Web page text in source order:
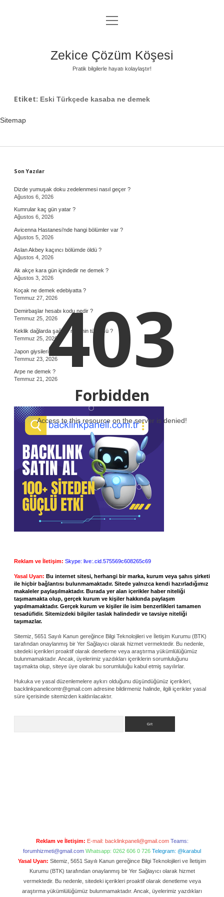
Anasayfa
Yasal Uyarı
menüyü
aç
Zekice Çözüm Köşesi
Pratik bilgilerle hayatı kolaylaştır!
Etiket: Eski Türkçede kasaba ne demek
Sitemap
Sidebar
Son Yazılar
Dizde yumuşak doku zedelenmesi nasıl geçer ?
Ağustos 6, 2026
Kumrular kaç gün yatar ?
Ağustos 6, 2026
Avicenna Hastanesi’nde hangi bölümler var ?
Ağustos 5, 2026
Aslan Akbey kaçıncı bölümde öldü ?
Ağustos 4, 2026
Ak akçe kara gün içindedir ne demek ?
Ağustos 3, 2026
Koçak ne demek edebiyatta ?
Temmuz 27, 2026
Demirbaşlar hesabı kodu nedir ?
Temmuz 25, 2026
Keklik dağlarda şağılar nerenin türküsü ?
Temmuz 25, 2026
Japon giysileri nelerdir ?
Temmuz 23, 2026
Arpe ne demek ?
Temmuz 21, 2026
Reklam ve İletişim: Skype: live:.cid.575569c608265c69
Yasal Uyarı: Bu internet sitesi, herhangi bir marka, kurum veya şahıs şirketi
ile hiçbir bağlantısı bulunmamaktadır. Sitede yalnızca kendi hazırladığımız
makaleler paylaşılmaktadır. Burada yer alan içerikler haber niteliği
taşımamakta olup, gerçek kurum ve kişiler hakkında paylaşım
yapılmamaktadır. Gerçek kurum ve kişiler ile isim benzerlikleri tamamen
tesadüfidir. Sitemizdeki bilgiler taslak halindedir ve tavsiye niteliği
taşımazlar.
Sitemiz, 5651 Sayılı Kanun gereğince Bilgi Teknolojileri ve İletişim Kurumu (BTK)
tarafından onaylanmış bir Yer Sağlayıcı olarak hizmet vermektedir. Bu nedenle,
sitedeki içerikleri proaktif olarak denetleme veya araştırma yükümlülüğümüz
bulunmamaktadır. Ancak, üyelerimiz yazdıkları içeriklerin sorumluluğunu
taşımakta olup, siteye üye olarak bu sorumluluğu kabul etmiş sayılırlar.
Hukuka ve yasal düzenlemelere aykırı olduğunu düşündüğünüz içerikleri,
backlinkpanelicomtr@gmail.com adresine bildirmeniz halinde, ilgili içerikler yasal
süre içerisinde sitemizden kaldırılacaktır.
403
Forbidden
Access to this resource on the server is denied!
Reklam ve İletişim: E-mail: backlinkpaneli@gmail.com Teams:
forumhizmeti@gmail.com Whatsapp: 0262 606 0 726 Telegram: @karabul
Yasal Uyarı: Sitemiz, 5651 Sayılı Kanun gereğince Bilgi Teknolojileri ve İletişim
Kurumu (BTK) tarafından onaylanmış bir Yer Sağlayıcı olarak hizmet
vermektedir. Bu nedenle, sitedeki içerikleri proaktif olarak denetleme veya
araştırma yükümlülüğümüz bulunmamaktadır. Ancak, üyelerimiz yazdıkları